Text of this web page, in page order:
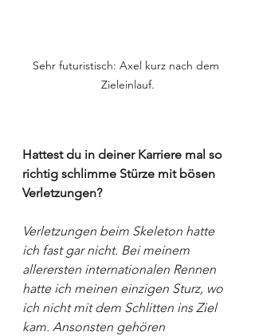
Sehr futuristisch: Axel kurz nach dem
Zieleinlauf.
Hattest du in deiner Karriere mal so
richtig schlimme Stürze mit bösen
Verletzungen?
Verletzungen beim Skeleton hatte
ich fast gar nicht. Bei meinem
allerersten internationalen Rennen
hatte ich meinen einzigen Sturz, wo
ich nicht mit dem Schlitten ins Ziel
kam. Ansonsten gehören